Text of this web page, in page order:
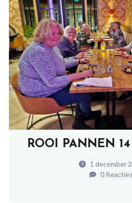
ROOI PANNEN
1 december
0 Reacties